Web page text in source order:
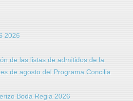
2026
de las listas de admitidos de la
de agosto del Programa Concilia
Boda Regia 2026